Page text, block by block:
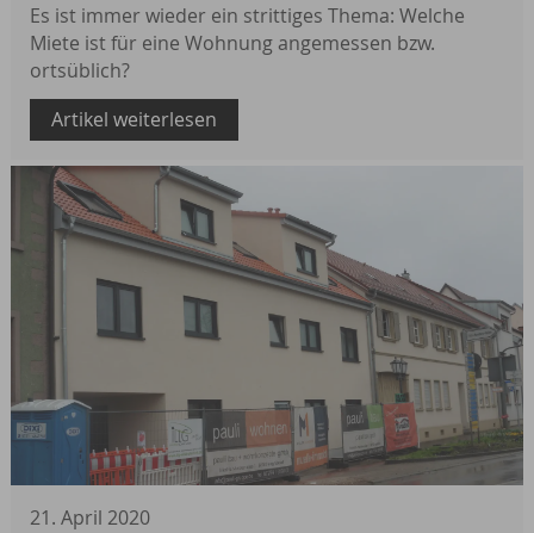
Es ist immer wieder ein strittiges Thema: Welche
Miete ist für eine Wohnung angemessen bzw.
ortsüblich?
Artikel weiterlesen
21. April 2020